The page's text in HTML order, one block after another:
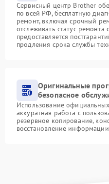
Сервисный центр Brother
по всей РФ, бесплатную
ремонт, включая срочный
отслеживать статус ремонта
предоставляется
продления срока службы
Оригинальные
безопасное
Использование
аккуратная работа с
резервное копирование,
восстановление